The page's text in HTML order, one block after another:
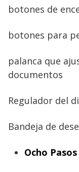
botones de
botones para
palanca que
documentos
Regulador del
Bandeja de
Ocho